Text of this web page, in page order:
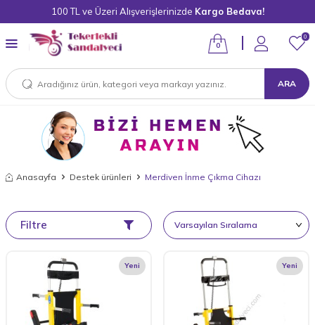
100 TL ve Üzeri Alışverişlerinizde Kargo Bedava!
ARA
0
0
Anasayfa Destek ürünleri Merdiven İnme Çıkma Cihazı
Filtre
Yeni Yeni